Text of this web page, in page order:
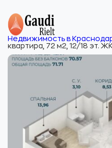
Недвижимость в
квартира, 72 м2, 12/18 эт.